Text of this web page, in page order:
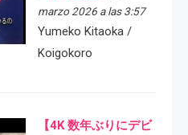
marzo 2026 a las 3:57
Yumeko Kitaoka /
Koigokoro
【4K 数年ぶりにデビ